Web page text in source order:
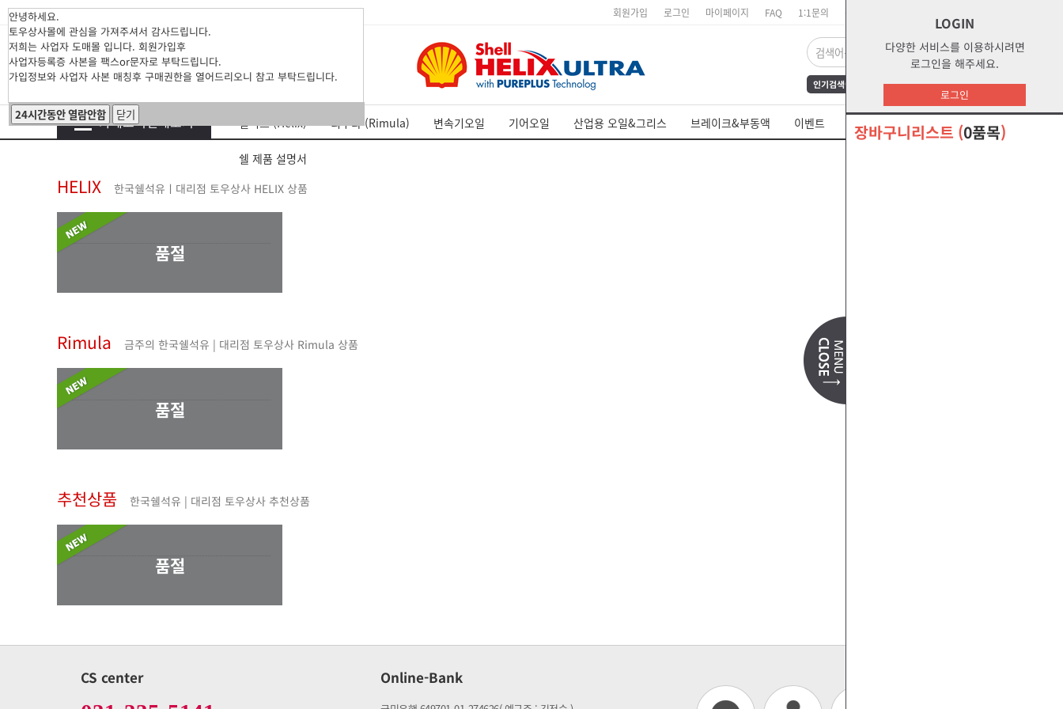
카테고리전체보기
LOGIN
다양한 서비스를 이용하시려면
로그인을 해주세요.
로그인
장바구니리스트 (0품목)
회원가입 로그인 마이페이지 FAQ 1:1문의 장바구니
인기검색어 FrAmE30 12
s1
water
부동액
glycol
s2g
오말라s2g
힐릭스 (Helix) 리무라 (Rimula) 변속기오일 기어오일 산업용 오일&그리스 브레이크&부동액 이벤트 쉘 제품 MSDS
쉘 제품 설명서
HELIX 한국쉘석유ㅣ대리점 토우상사 HELIX 상품
품절
Rimula 금주의 한국쉘석유 | 대리점 토우상사 Rimula 상품
품절
추천상품 한국쉘석유 | 대리점 토우상사 추천상품
품절
CS center Online-Bank
안녕하세요.
토우상사몰에 관심을 가져주셔서 감사드립니다.
저희는 사업자 도매몰 입니다. 회원가입후
사업자등록증 사본을 팩스or문자로 부탁드립니다.
가입정보와 사업자 사본 매칭후 구매권한을 열어드리오니 참고 부탁드립니다.
24시간동안 열람안함 닫기